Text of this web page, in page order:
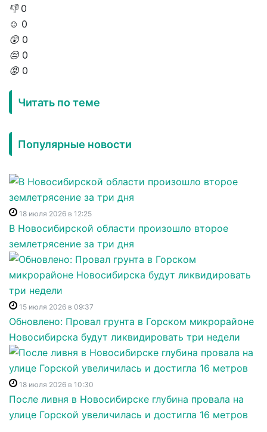
👎 0
☺️ 0
😲 0
😔 0
😡 0
Читать по теме
Популярные новости
18 июля 2026 в 12:25
В Новосибирской области произошло второе
землетрясение за три дня
15 июля 2026 в 09:37
Обновлено: Провал грунта в Горском микрорайоне
Новосибирска будут ликвидировать три недели
18 июля 2026 в 10:30
После ливня в Новосибирске глубина провала на
улице Горской увеличилась и достигла 16 метров